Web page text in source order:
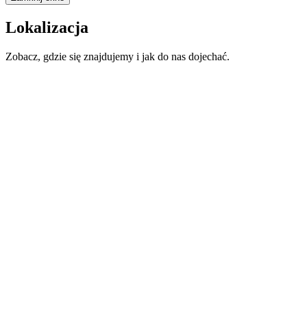
Lokalizacja
Zobacz, gdzie się znajdujemy i jak do nas dojechać.